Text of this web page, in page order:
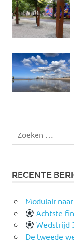
naar:
RECENTE
Modulair
Achtste
Wedstrijd
De tweede